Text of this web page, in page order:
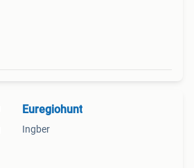
Euregiohunt
Ingber